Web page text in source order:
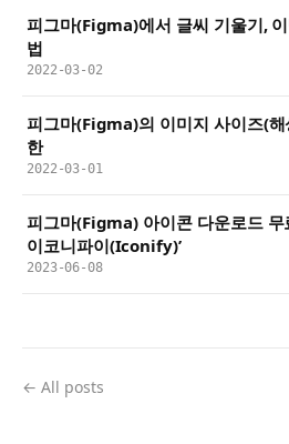
피그마(Figma)에서 글씨 기울기,
법
2022-03-02
피그마(Figma)의 이미지 사이즈(
한
2022-03-01
피그마(Figma) 아이콘 다운로드
이코니파이(Iconify)’
2023-06-08
← All posts